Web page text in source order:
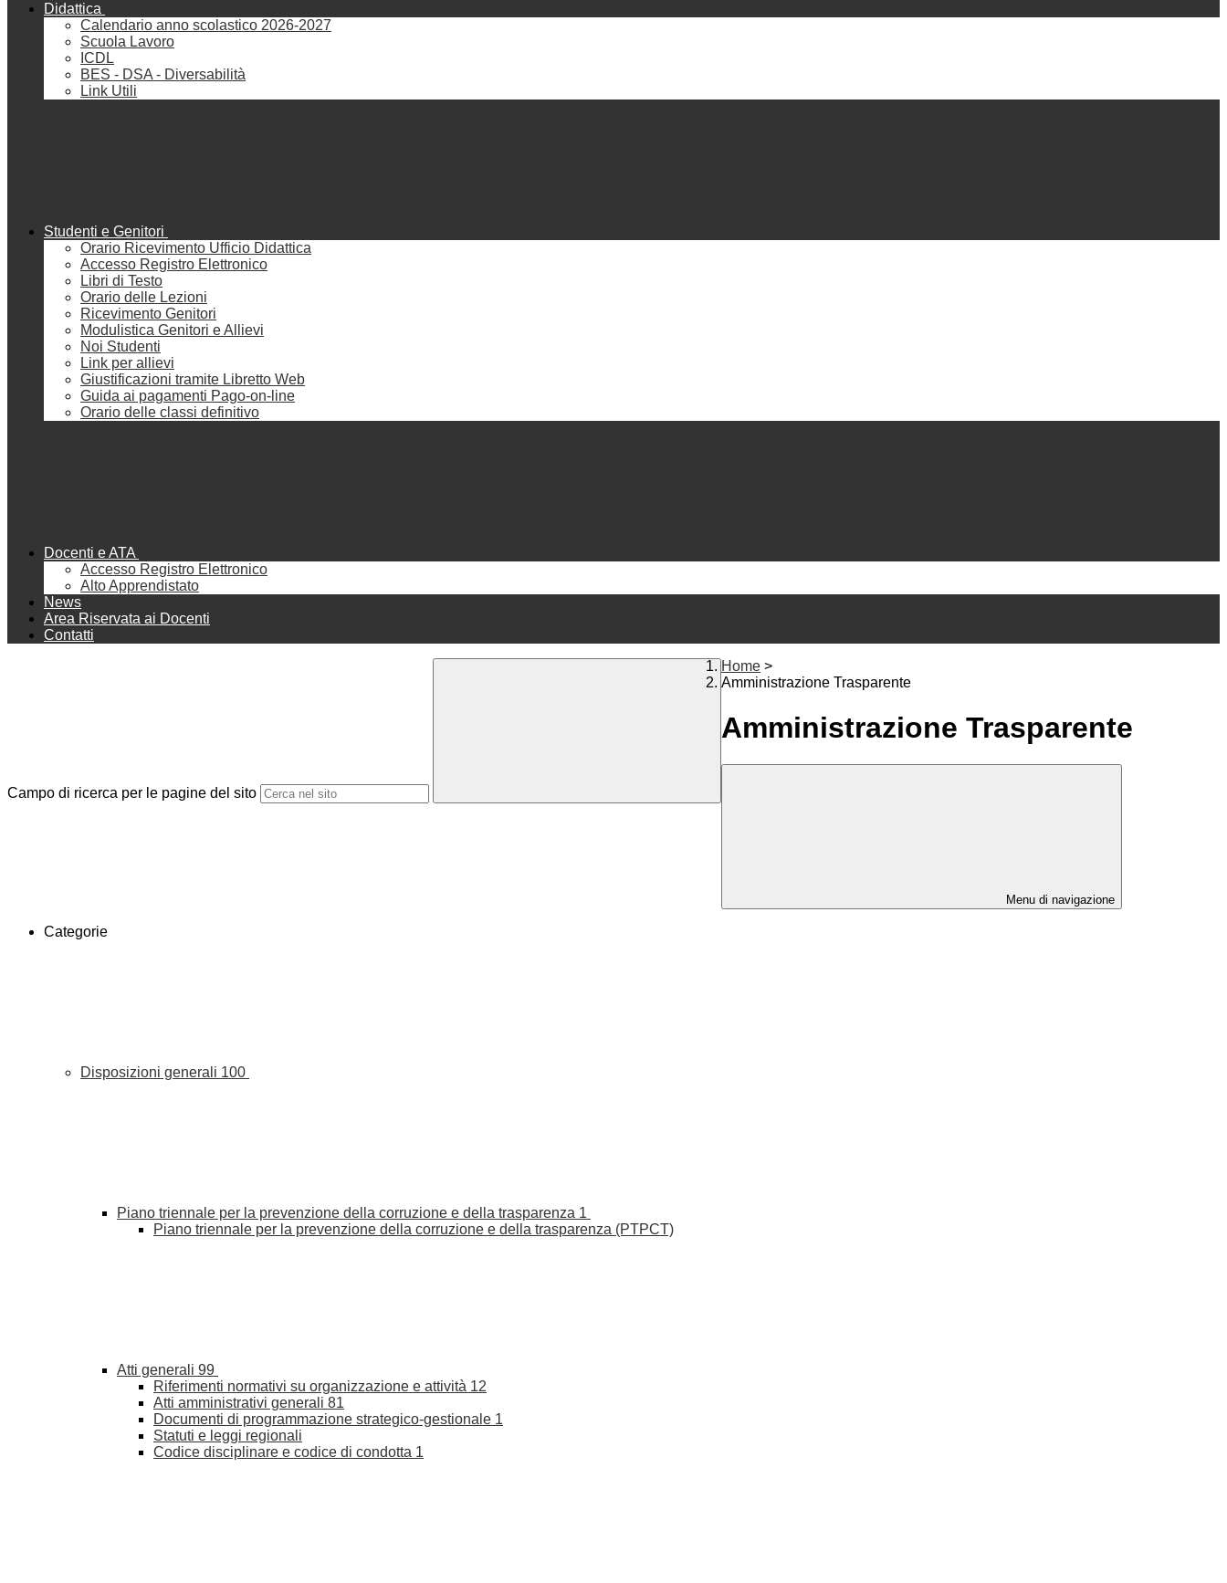
Didattica
Calendario anno scolastico 2026-2027
Scuola Lavoro
ICDL
BES - DSA - Diversabilità
Link Utili
Studenti e Genitori
Orario Ricevimento Ufficio Didattica
Accesso Registro Elettronico
Libri di Testo
Orario delle Lezioni
Ricevimento Genitori
Modulistica Genitori e Allievi
Noi Studenti
Link per allievi
Giustificazioni tramite Libretto Web
Guida ai pagamenti Pago-on-line
Orario delle classi definitivo
Docenti e ATA
Accesso Registro Elettronico
Alto Apprendistato
News
Area Riservata ai Docenti
Contatti
Campo di ricerca per le pagine del sito
Home >
Amministrazione Trasparente
Amministrazione Trasparente
Menu di navigazione
Categorie
Disposizioni generali 100
Piano triennale per la prevenzione della corruzione e della trasparenza 1
Piano triennale per la prevenzione della corruzione e della trasparenza (PTPCT)
Atti generali 99
Riferimenti normativi su organizzazione e attività 12
Atti amministrativi generali 81
Documenti di programmazione strategico-gestionale 1
Statuti e leggi regionali
Codice disciplinare e codice di condotta 1